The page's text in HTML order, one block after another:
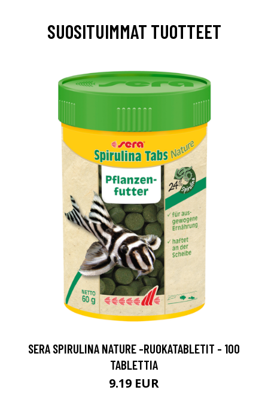
SUOSITUIMMAT TUOTTEET
SERA SPIRULINA NATURE -RUOKATABLETIT - 100
TABLETTIA
9.19 EUR